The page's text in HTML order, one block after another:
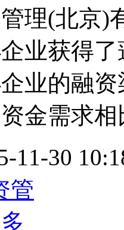
理(北京)
业获得
企业的融
金需求
11-30